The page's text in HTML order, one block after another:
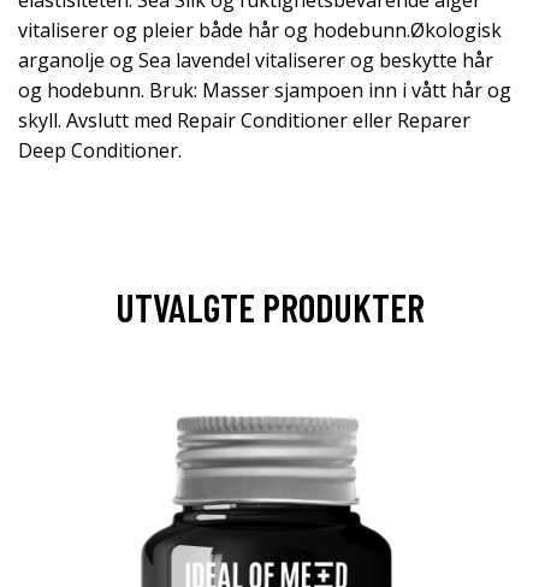
vitaliserer og pleier både hår og hodebunn.Økologisk
arganolje og Sea lavendel vitaliserer og beskytte hår
og hodebunn. Bruk: Masser sjampoen inn i vått hår og
skyll. Avslutt med Repair Conditioner eller Reparer
Deep Conditioner.
UTVALGTE PRODUKTER